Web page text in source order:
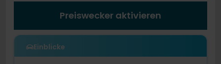
Preiswecker aktivieren
Einblicke